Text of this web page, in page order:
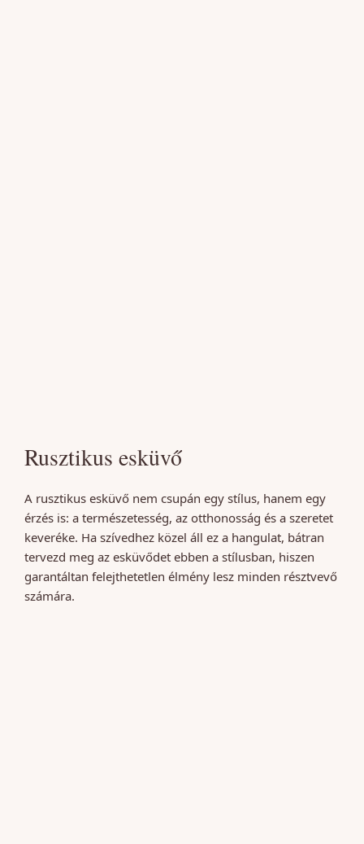
Rusztikus esküvő
A rusztikus esküvő nem csupán egy stílus, hanem egy
érzés is: a természetesség, az otthonosság és a szeretet
keveréke. Ha szívedhez közel áll ez a hangulat, bátran
tervezd meg az esküvődet ebben a stílusban, hiszen
garantáltan felejthetetlen élmény lesz minden résztvevő
számára.